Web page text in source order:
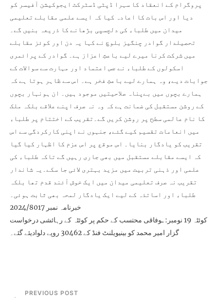
پروگرام کے انعقاد کا سہرا ڈپٹی ڈسٹرکٹ ایجوکیشن آفیسر کو
دیا اور اس بات کا اعادہ کیا کہ ایسے علمی مقابلے تعلیمی
میدان میں طلباء کی دلچسپی بڑھانے کا ذریعہ بنیں گے۔
تحصیلدار گوادر چنگیز بلوچ نے کہا یہ دن اور کوئز مقابلے
میں شرکت کرنا میرے لیے باعثِ اعزاز ہے۔ گوادر کے پرائمری
اسکولوں کے طلباء نے جس اعتماد اور مہارت سے سوالات کے
جوابات دیے، وہ ہمارے لیے باعثِ فخر ہے۔ اس سے ظاہر ہوتا ہے کہ
ہمارے بچوں میں بےپناہ صلاحیتیں موجود ہیں۔ ان ہونہار بچوں
کے روشن مستقبل کی ضمانت ہے کہ وہ نہ صرف اپنے علاقے بلکہ ملک
کا نام عالمی سطح پر روشن کریں گے۔تقریب کے اختتام پر طلباء
میں انعامات تقسیم کیے گئے، جنہوں نے اپنی کارکردگی سے اس
تقریب کو یادگار بنایا۔ اس موقع پر اس عزم کا اظہار کیا گیا
کہ ایسے مقابلے مستقبل میں بھی جاری رہیں گے تاکہ طلباء کی
علمی اور ذہنی تربیت میں مزید بہتری لائی جا سکے۔یہ شاندار
تقریب نہ صرف تعلیمی میدان میں ایک خوش آئند قدم تھا بلکہ
طلباء اور اساتذہ کے لیے ایک یادگار لمحہ بھی ثابت ہوئی۔
خبرنامہ نمبر 2024/8017
کوئٹہ 19 نومبر: ـوفاقی محتسب کے حکم پر کوئٹہ کے رہائشی درخواست
گزار امیر محمد کو بینیویلنٹ فنڈ کے 30462 روپے دلوادیئے گئے۔
PREVIOUS POST